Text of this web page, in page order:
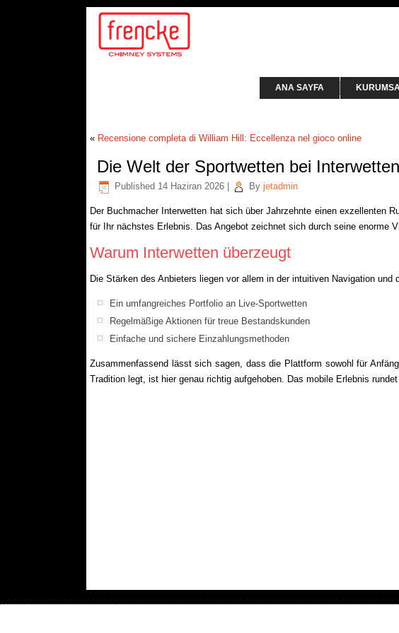
ANA SAYFA
« Recensione completa di William Hill: Eccellenza nel gioco online
Die Welt der Sportwetten bei
Published 14 Haziran 2026 By jetadmin
Der Buchmacher Interwetten hat sich über Jahrzehnte einen exzellenten
für Ihr nächstes Erlebnis. Das Angebot zeichnet sich durch seine enorme
Warum Interwetten überzeugt
Die Stärken des Anbieters liegen vor allem in der intuitiven Navigation
Ein umfangreiches Portfolio an Live-Sportwetten
Regelmäßige Aktionen für treue Bestandskunden
Einfache und sichere Einzahlungsmethoden
Zusammenfassend lässt sich sagen, dass die Plattform sowohl für
Tradition legt, ist hier genau richtig aufgehoben. Das mobile Erlebnis